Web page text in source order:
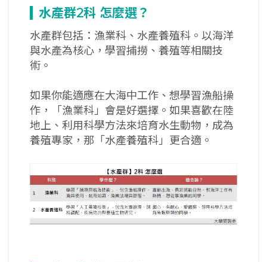
水產群2科 怎麼選？
水產群包括：漁業科、水產養殖科。以海洋
與水產為核心，學習捕撈、養殖等相關技
術。
如果你能適應在大海中工作、想學習漁船操
作，「漁業科」會是好選擇。如果喜歡在陸
地上、利用科學方法來培育水生動物，成為
養殖專家，那「水產養殖科」更合適。